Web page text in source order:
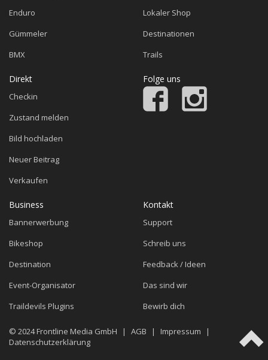
Enduro
Gümmeler
BMX
Lokaler Shop
Destinationen
Trails
Direkt
Checkin
Zustand melden
Bild hochladen
Neuer Beitrag
Verkaufen
Folge uns
Business
Bannerwerbung
Bikeshop
Destination
Event-Organisator
Traildevils Plugins
Kontakt
Support
Schreib uns
Feedback / Ideen
Das sind wir
Bewirb dich
© 2024Frontline Media GmbH | AGB | Impressum
|
Datenschutzerklärung